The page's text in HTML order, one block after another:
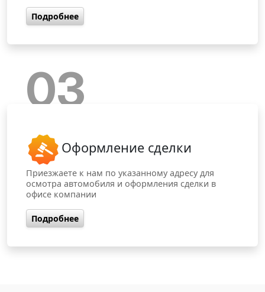
Подробнее
03
Оформление сделки
Приезжаете к нам по указанному адресу для
осмотра автомобиля и оформления сделки в
офисе компании
Подробнее